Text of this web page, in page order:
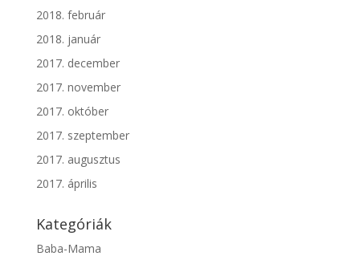
2018. február
2018. január
2017. december
2017. november
2017. október
2017. szeptember
2017. augusztus
2017. április
Kategóriák
Baba-Mama